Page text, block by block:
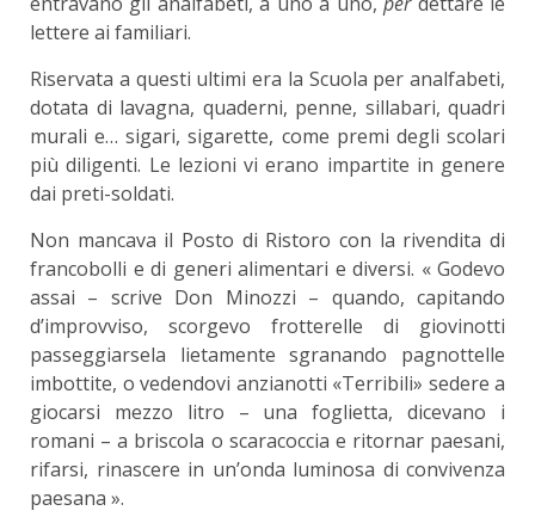
lettere ai familiari.
Riservata a questi ultimi era la Scuola per anal­fabeti,
dotata di lavagna, quaderni, penne, sillabari, quadri
murali e… sigari, sigarette, come premi degli scolari
più diligenti. Le lezioni vi erano impar­tite in genere
dai preti-soldati.
Non mancava il Posto di Ristoro con la riven­dita di
francobolli e di generi alimentari e diversi. « Godevo
assai – scrive Don Minozzi – quando, capi­tando
d’improvviso, scorgevo frotterelle di gio­vinotti
passeggiarsela lietamente sgranando pagnot­telle
imbottite, o vedendovi anzianotti «Terribili» sedere a
giocarsi mezzo litro – una foglietta, dice­vano i
romani – a briscola o scaracoccia e ritornar paesani,
rifarsi, rinascere in un’onda luminosa di convivenza
paesana ».